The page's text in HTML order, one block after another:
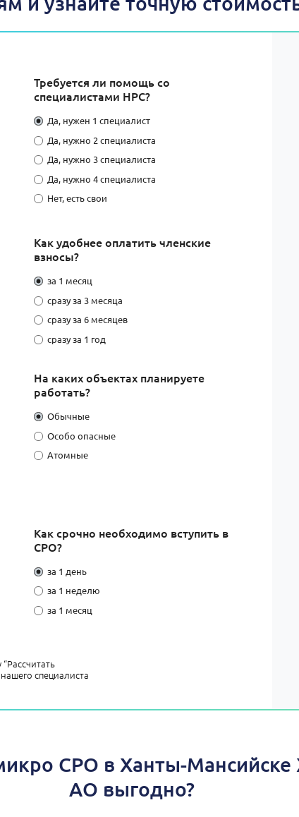
Требуется ли помощь со
специалистами НРС?
Да, нужен 1 специалист
Да, нужно 2 специалиста
Да, нужно 3 специалиста
Да, нужно 4 специалиста
Нет, есть свои
Как удобнее оплатить членские
взносы?
за 1 месяц
сразу за 3 месяца
сразу за 6 месяцев
сразу за 1 год
На каких объектах планируете
работать?
Обычные
Особо опасные
Атомные
Как срочно необходимо вступить в
СРО?
за 1 день
за 1 неделю
за 1 месяц
специалиста
СРО в Ханты-
АО выгодно?